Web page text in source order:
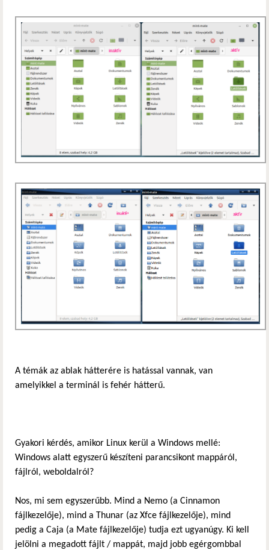
A témák az ablak hátterére is hatással vannak, van
amelyikkel a terminál is fehér hátterű.
Gyakori kérdés, amikor Linux kerül a Windows mellé:
Windows alatt egyszerű készíteni parancsikont mappáról,
fájlról, weboldalról?
Nos, mi sem egyszerűbb. Mind a Nemo (a Cinnamon
fájlkezelője), mind a Thunar (az Xfce fájlkezelője), mind
pedig a Caja (a Mate fájlkezelője) tudja ezt ugyanúgy. Ki kell
jelölni a megadott fájlt / mappát, majd jobb egérgombbal